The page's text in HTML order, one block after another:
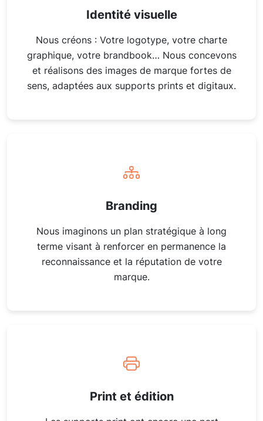
Identité visuelle
Nous créons : Votre logotype, votre charte
graphique, votre brandbook… Nous concevons
et réalisons des images de marque fortes de
sens, adaptées aux supports prints et digitaux.
Branding
Nous imaginons un plan stratégique à long
terme visant à renforcer en permanence la
reconnaissance et la réputation de votre
marque.
Print et édition